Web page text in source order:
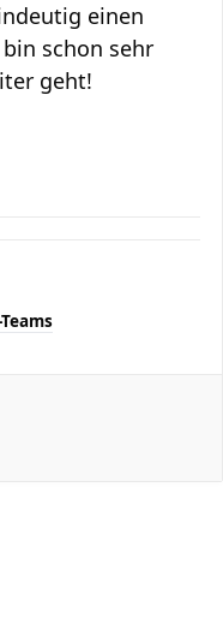
einen
schon sehr
geht!